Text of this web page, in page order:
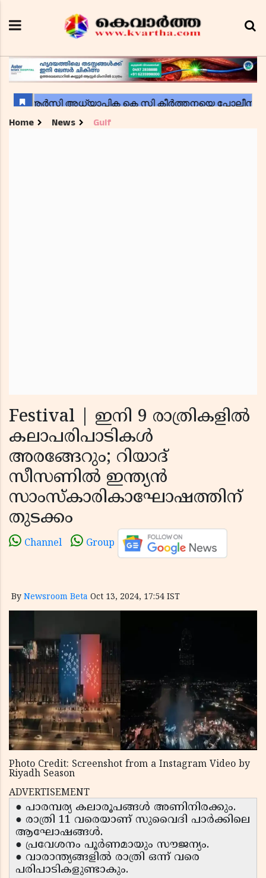
Home News Gulf
Festival | ഇനി 9 രാത്രികളില്‍
കലാപരിപാടികള്‍
അരങ്ങേറും; റിയാദ്
സീസണില്‍ ഇന്ത്യന്‍
സാംസ്‌കാരികാഘോഷത്തിന്
തുടക്കം
Channel Group
By Newsroom Beta Oct 13, 2024, 17:54 IST
Photo Credit: Screenshot from a Instagram Video by
Riyadh Season
ADVERTISEMENT
● പാരമ്പര്യ കലാരൂപങ്ങള്‍ അണിനിരക്കും.
● രാത്രി 11 വരെയാണ് സുവൈദി പാര്‍ക്കിലെ
ആഘോഷങ്ങള്‍.
● പ്ര​വേ​ശ​നം പൂ​ർ​ണ​മാ​യും സൗ​ജ​ന്യം.
● വാരാന്ത്യങ്ങളില്‍ രാത്രി ഒന്ന് വരെ
പരിപാടികളുണ്ടാകും.